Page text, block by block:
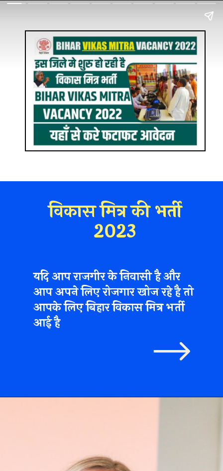
विकास मित्र की भर्ती
2023
यदि आप राजगीर के निवासी है और
आप अपने लिए रोजगार खोज रहे है तो
आपके लिए बिहार विकास मित्र भर्ती
आई है